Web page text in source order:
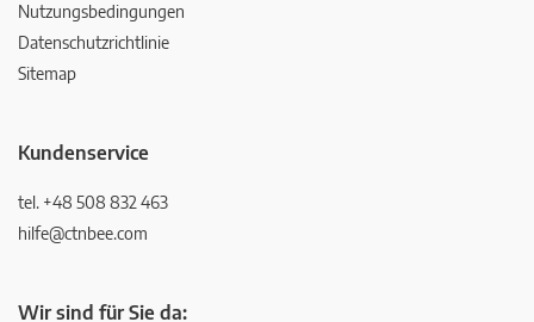
Nutzungsbedingungen
Datenschutzrichtlinie
Sitemap
Kundenservice
tel. +48 508 832 463
hilfe@ctnbee.com
Wir sind für Sie da: